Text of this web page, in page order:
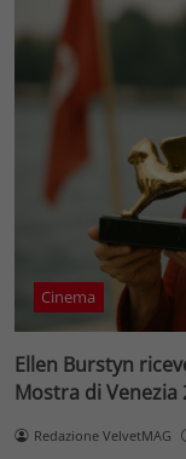
Cinema
Ellen Burstyn
Mostra di Venezia
Redazione VelvetMAG